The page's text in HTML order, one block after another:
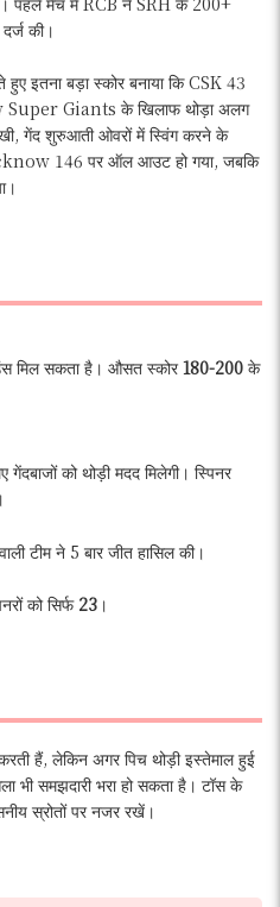
की।
इतना बड़ा स्कोर बनाया कि CSK 43
Super Giants के खिलाफ थोड़ा अलग
गेंद शुरुआती ओवरों में स्विंग करने के
146 पर ऑल आउट हो गया, जबकि
मिल सकता है। औसत स्कोर180-200 के
को थोड़ी मदद मिलेगी। स्पिनर
टीम ने 5 बार जीत हासिल की।
को सिर्फ 23 ।
हैं, लेकिन अगर पिच थोड़ी इस्तेमाल हुई
भी समझदारी भरा हो सकता है। टॉस के
स्रोतों पर नजर रखें।